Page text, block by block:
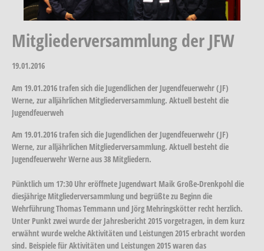
Mitgliederversammlung der JFW
19.01.2016
Am 19.01.2016 trafen sich die Jugendlichen der Jugendfeuerwehr (JF)
Werne, zur alljährlichen Mitgliederversammlung. Aktuell besteht die
Jugendfeuerweh
Am 19.01.2016 trafen sich die Jugendlichen der Jugendfeuerwehr (JF)
Werne, zur alljährlichen Mitgliederversammlung. Aktuell besteht die
Jugendfeuerwehr Werne aus 38 Mitgliedern.
Pünktlich um 17:30 Uhr eröffnete Jugendwart Maik Große-Drenkpohl die
diesjährige Mitgliederversammlung und begrüßte zu Beginn die
Wehrführung Thomas Temmann und Jörg Mehringskötter recht herzlich.
Unter Punkt zwei wurde der Jahresbericht 2015 vorgetragen, in dem kurz
erwähnt wurde welche Aktivitäten und Leistungen 2015 erbracht worden
sind. Beispiele für Aktivitäten und Leistungen 2015 waren das